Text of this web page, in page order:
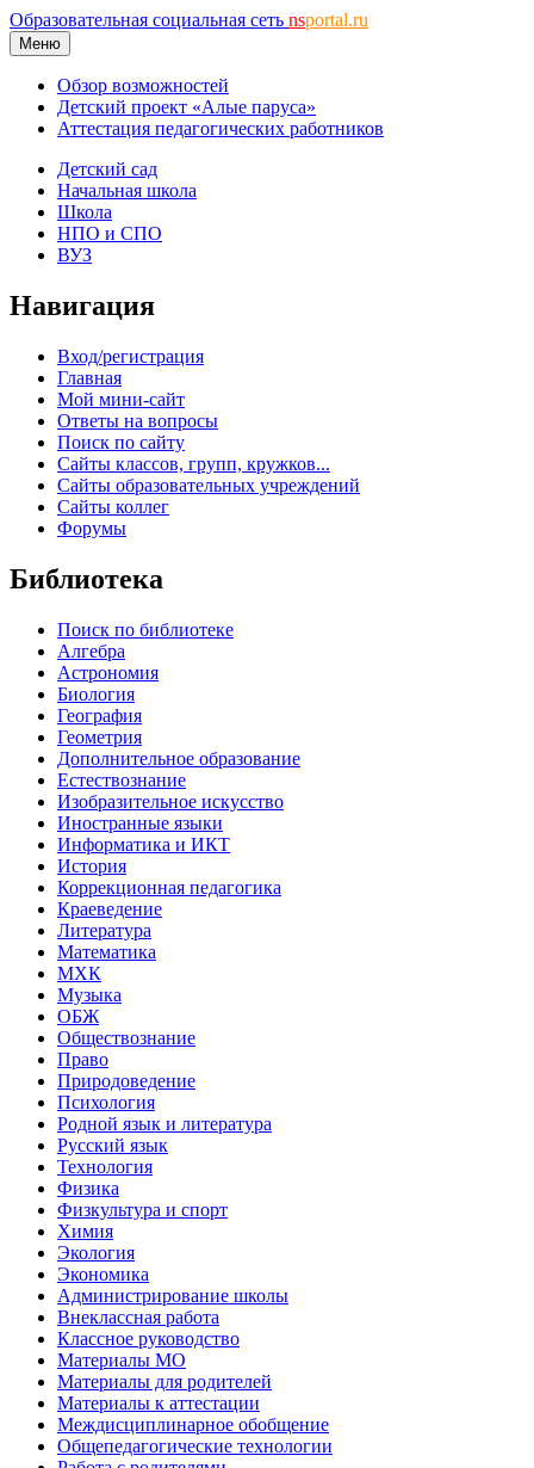
Образовательная социальная сеть nsportal.ru
Меню
Обзор возможностей
Детский проект «Алые паруса»
Аттестация педагогических работников
Детский сад
Начальная школа
Школа
НПО и СПО
ВУЗ
Навигация
Вход/регистрация
Главная
Мой мини-сайт
Ответы на вопросы
Поиск по сайту
Сайты классов, групп, кружков...
Сайты образовательных учреждений
Сайты коллег
Форумы
Библиотека
Поиск по библиотеке
Алгебра
Астрономия
Биология
География
Геометрия
Дополнительное образование
Естествознание
Изобразительное искусство
Иностранные языки
Информатика и ИКТ
История
Коррекционная педагогика
Краеведение
Литература
Математика
МХК
Музыка
ОБЖ
Обществознание
Право
Природоведение
Психология
Родной язык и литература
Русский язык
Технология
Физика
Физкультура и спорт
Химия
Экология
Экономика
Администрирование школы
Внеклассная работа
Классное руководство
Материалы МО
Материалы для родителей
Материалы к аттестации
Междисциплинарное обобщение
Общепедагогические технологии